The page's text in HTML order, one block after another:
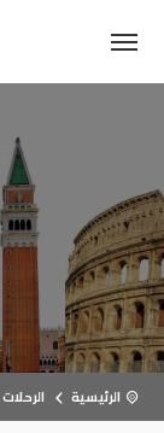
الرئيسية الرحلات